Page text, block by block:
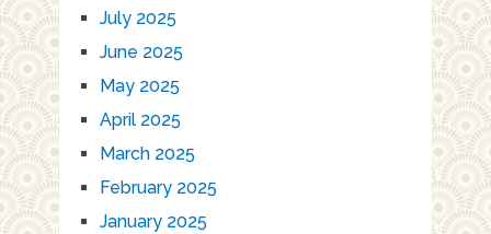
July 2025
June 2025
May 2025
April 2025
March 2025
February 2025
January 2025